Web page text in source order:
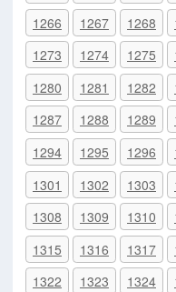
1266
1267 1268
1273
1274 1275
1280
1281 1282
1287
1288 1289
1294
1295 1296
1301
1302 1303
1308
1309 1310
1315
1316 1317
1322
1323 1324